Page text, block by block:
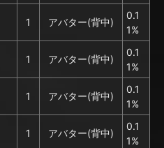
1 アバター(背中)
0.1
1%
1 アバター(背中)
0.1
1%
1 アバター(背中)
0.1
1%
1 アバター(背中)
0.1
1%